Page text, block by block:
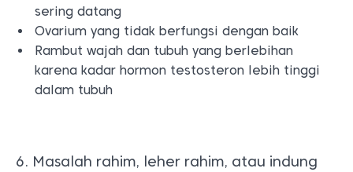
sering datang
Ovarium yang tidak berfungsi dengan baik
Rambut wajah dan tubuh yang berlebihan
karena kadar hormon testosteron lebih tinggi
dalam tubuh
6. Masalah rahim, leher rahim, atau indung